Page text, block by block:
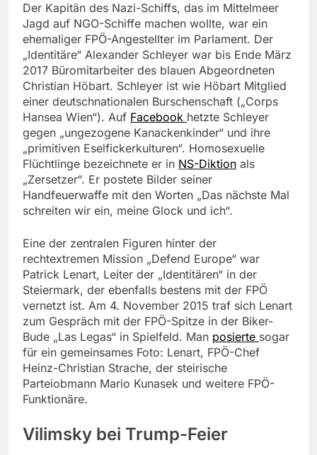
Der Kapitän des Nazi-Schiffs, das im Mittelmeer
Jagd auf NGO-Schiffe machen wollte, war ein
ehemaliger FPÖ-Angestellter im Parlament. Der
„Identitäre“ Alexander Schleyer war bis Ende März
2017 Büromitarbeiter des blauen Abgeordneten
Christian Höbart. Schleyer ist wie Höbart Mitglied
einer deutschnationalen Burschenschaft („Corps
Hansea Wien“). Auf Facebook hetzte Schleyer
gegen „ungezogene Kanackenkinder“ und ihre
„primitiven Eselfickerkulturen“. Homosexuelle
Flüchtlinge bezeichnete er in NS-Diktion als
„Zersetzer“. Er postete Bilder seiner
Handfeuerwaffe mit den Worten „Das nächste Mal
schreiten wir ein, meine Glock und ich“.
Eine der zentralen Figuren hinter der
rechtextremen Mission „Defend Europe“ war
Patrick Lenart, Leiter der „Identitären“ in der
Steiermark, der ebenfalls bestens mit der FPÖ
vernetzt ist. Am 4. November 2015 traf sich Lenart
zum Gespräch mit der FPÖ-Spitze in der Biker-
Bude „Las Legas“ in Spielfeld. Man posierte sogar
für ein gemeinsames Foto: Lenart, FPÖ-Chef
Heinz-Christian Strache, der steirische
Parteiobmann Mario Kunasek und weitere FPÖ-
Funktionäre.
Vilimsky bei Trump-Feier